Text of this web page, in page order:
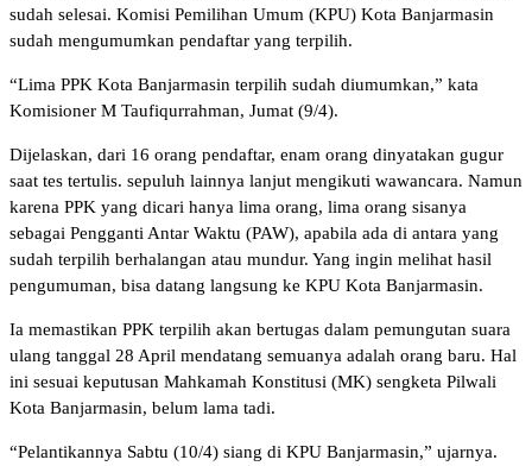
sudah selesai. Komisi Pemilihan Umum (KPU) Kota Banjarmasin
sudah mengumumkan pendaftar yang terpilih.
“Lima PPK Kota Banjarmasin terpilih sudah diumumkan,” kata
Komisioner M Taufiqurrahman, Jumat (9/4).
Dijelaskan, dari 16 orang pendaftar, enam orang dinyatakan gugur
saat tes tertulis. sepuluh lainnya lanjut mengikuti wawancara. Namun
karena PPK yang dicari hanya lima orang, lima orang sisanya
sebagai Pengganti Antar Waktu (PAW), apabila ada di antara yang
sudah terpilih berhalangan atau mundur. Yang ingin melihat hasil
pengumuman, bisa datang langsung ke KPU Kota Banjarmasin.
Ia memastikan PPK terpilih akan bertugas dalam pemungutan suara
ulang tanggal 28 April mendatang semuanya adalah orang baru. Hal
ini sesuai keputusan Mahkamah Konstitusi (MK) sengketa Pilwali
Kota Banjarmasin, belum lama tadi.
“Pelantikannya Sabtu (10/4) siang di KPU Banjarmasin,” ujarnya.